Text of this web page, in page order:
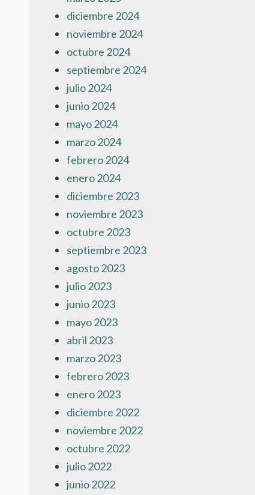
diciembre 2024
noviembre 2024
octubre 2024
septiembre 2024
julio 2024
junio 2024
mayo 2024
marzo 2024
febrero 2024
enero 2024
diciembre 2023
noviembre 2023
octubre 2023
septiembre 2023
agosto 2023
julio 2023
junio 2023
mayo 2023
abril 2023
marzo 2023
febrero 2023
enero 2023
diciembre 2022
noviembre 2022
octubre 2022
julio 2022
junio 2022